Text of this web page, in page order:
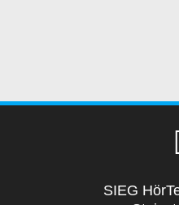
SIEG